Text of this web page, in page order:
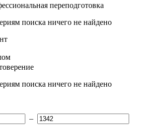
переподготовка
поиска ничего не найдено
поиска ничего не найдено
–